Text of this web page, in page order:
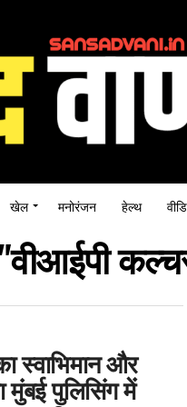
खेल मनोरंजन हेल्थ
स्वाभिमान और
मुंबई पुलिसिंग में